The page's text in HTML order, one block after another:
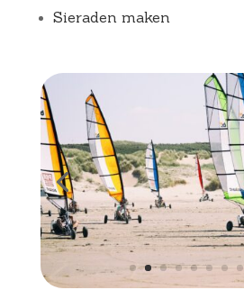
Sieraden maken